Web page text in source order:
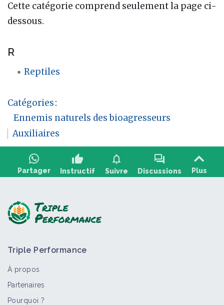
Cette catégorie comprend seulement la page ci-
dessous.
R
Reptiles
Catégories:
Ennemis naturels des bioagresseurs
Auxiliaires
Partager
thumb_up
Instructif
notifications
Suivre
forum
Discussions Plus
Triple Performance
À propos
Partenaires
Pourquoi ?